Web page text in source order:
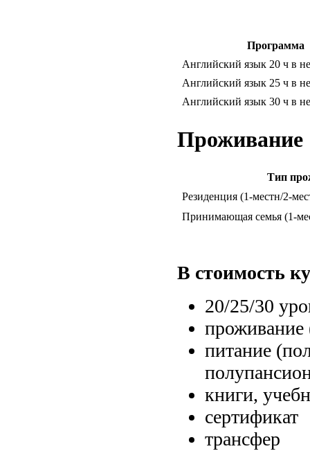
Программа
Английский язык 20 ч в
Английский язык 25 ч в
Английский язык 30 ч в
Проживание
Тип
Резиденция (1-местн/2-
Принимающая семья (1-
В стоимость
20/25/30
питание
книги,
сертификат
трансфер